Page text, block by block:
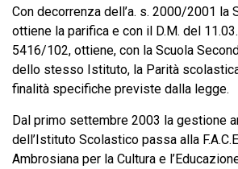
Con decorrenza dell’a. s. 2000/2001 la
ottiene la parifica e con il D.M. del
5416/102, ottiene, con la Scuola
dello stesso Istituto, la Parità
finalità specifiche previste dalla legge.
Dal primo settembre 2003 la gestione
dell’Istituto Scolastico passa alla
Ambrosiana per la Cultura e